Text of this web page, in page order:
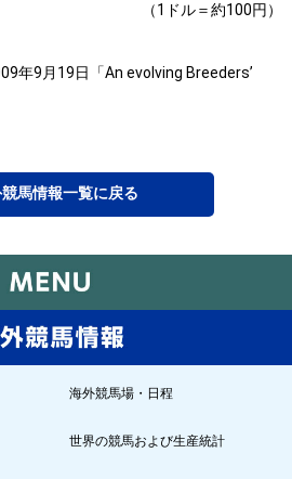
（1ドル＝約100円）
年9月19日「An evolving Breeders’
馬情報一覧に戻る
海外競馬場・日程
世界の競馬および生産統計